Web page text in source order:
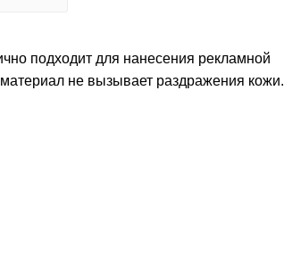
подходит для нанесения рекламной
не вызывает раздражения кожи.